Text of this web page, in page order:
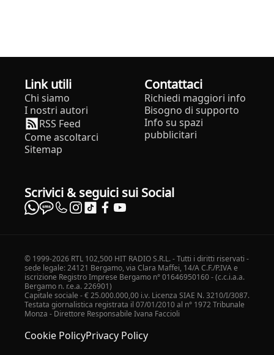
Link utili
Chi siamo
I nostri autori
RSS Feed
Come ascoltarci
Sitemap
Contattaci
Richiedi maggiori info
Bisogno di supporto
Info su spazi
pubblicitari
Scrivici & seguici sui Social
© 1999-2026 RTL 102,500 HIT RADIO S.R.L. - Tutti i diritti riservati -
sede legale: 24121 Bergamo, via Clara Maffei, 14/A C.F./P.IVA e
iscrizione Registro Imprese Bergamo n° 01646950160 - (c.c.i.a.a.
Bergamo n. r.e.a. 226901)
Capitale sociale - € 25.000.000,00 i.v. Licenza SIAE N. 3210/I/3087.
Testata giornalistica registrata il 07/01/2010 al n° 1972 Tribunale
Monza - Direttore Responsabile Ivana Faccioli
Cookie PolicyPrivacy Policy